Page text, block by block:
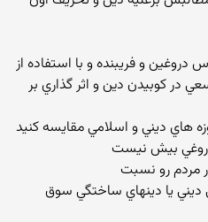
دروغين و فريبنده و با استفاده از
در كوبيدن دين و اثر گذاري بر
هاي ديني و اسلامي مقايسه كنيد
بيش نيست
مردم رو نسبت
يا دينهاي ساختگي سوق